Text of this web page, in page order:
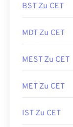
BST Zu CET
MDT Zu CET
MEST Zu CET
MET Zu CET
IST Zu CET